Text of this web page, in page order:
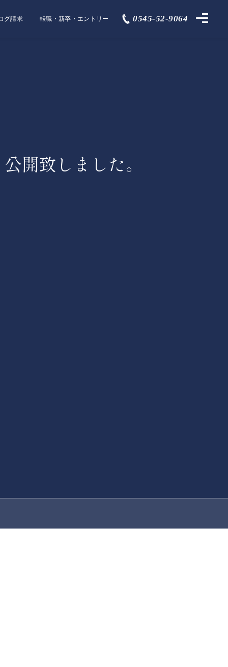
グ請求 転職・新卒・エントリー 0545-52-9064
致しました。